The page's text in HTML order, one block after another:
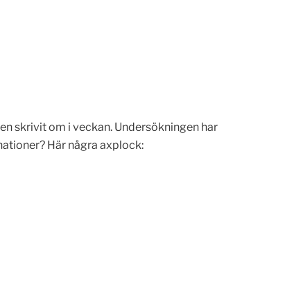
skrivit om i veckan. Undersökningen har
Här några axplock: